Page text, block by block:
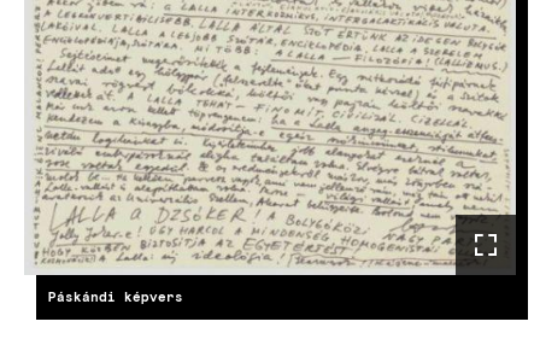
Páskándi képvers